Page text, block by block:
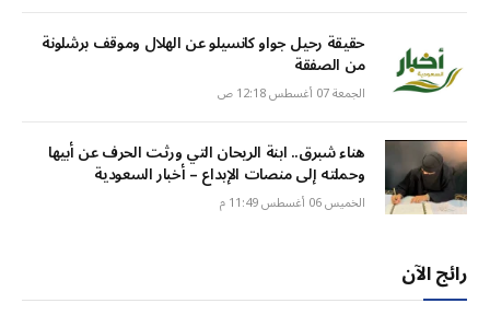
حقيقة رحيل جواو كانسيلو عن الهلال وموقف برشلونة
من الصفقة
الجمعة 07 أغسطس 12:18 ص
هناء شبرق.. ابنة الريحان التي ورثت الحرف عن أبيها
وحملته إلى منصات الإبداع – أخبار السعودية
الخميس 06 أغسطس 11:49 م
رائج الآن